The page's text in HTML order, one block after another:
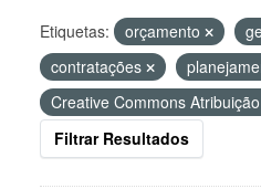
Etiquetas: orçamento
contratações
Creative Commons Atribuição
Filtrar Resultados